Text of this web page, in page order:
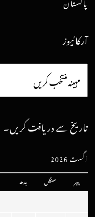
آرکائیوز
تاریخ سے دریافت کریں۔
اگست 2026
پیر منگل بدھ